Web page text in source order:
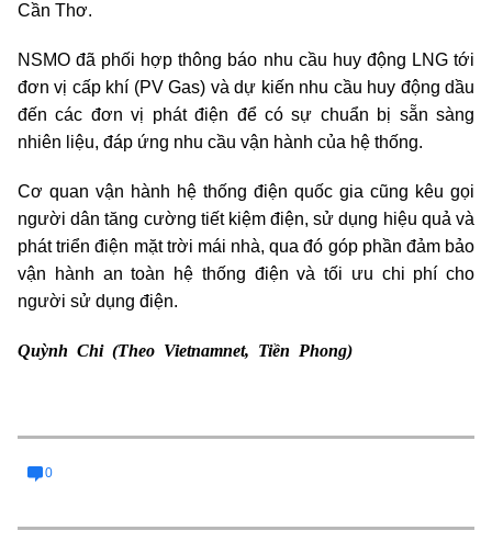
Cần Thơ.
NSMO đã phối hợp thông báo nhu cầu huy động LNG tới
đơn vị cấp khí (PV Gas) và dự kiến nhu cầu huy động dầu
đến các đơn vị phát điện để có sự chuẩn bị sẵn sàng
nhiên liệu, đáp ứng nhu cầu vận hành của hệ thống.
Cơ quan vận hành hệ thống điện quốc gia cũng kêu gọi
người dân tăng cường tiết kiệm điện, sử dụng hiệu quả và
phát triển điện mặt trời mái nhà, qua đó góp phần đảm bảo
vận hành an toàn hệ thống điện và tối ưu chi phí cho
người sử dụng điện.
Quỳnh Chi (Theo Vietnamnet, Tiền Phong)
0